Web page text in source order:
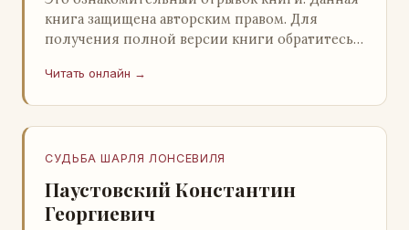
книга защищена авторским правом. Для
получения полной версии книги обратитесь к
легального ко…
Читать онлайн →
СУДЬБА ШАРЛЯ ЛОНСЕВИЛЯ
Паустовский Константин
Георгиевич